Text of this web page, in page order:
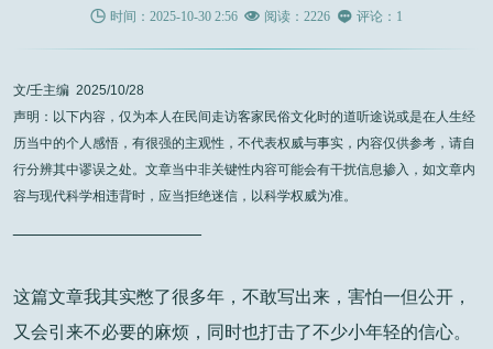
 时间：2025-10-30 2:56  阅读：2226  评论：1
文/壬主编 2025/10/28
声明：以下内容，仅为本人在民间走访客家民俗文化时的道听途说或是在人生经
历当中的个人感悟，有很强的主观性，不代表权威与事实，内容仅供参考，请自
行分辨其中谬误之处。文章当中非关键性内容可能会有干扰信息掺入，如文章内
容与现代科学相违背时，应当拒绝迷信，以科学权威为准。
这篇文章我其实憋了很多年，不敢写出来，害怕一但公开，
又会引来不必要的麻烦，同时也打击了不少小年轻的信心。